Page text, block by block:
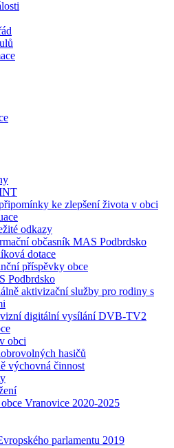
ke zlepšení života v obci
odkazy
občasník MAS Podbrdsko
dotace
příspěvky obce
Podbrdsko
aktivizační služby pro rodiny s
digitální vysílání DVB-TV2
obci
hasičů
výchovná činnost
Vranovice 2020-2025
parlamentu 2019